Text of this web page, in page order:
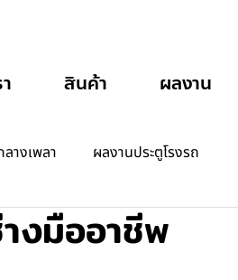
สินค้า ผลงาน
างเพลา ผลงานประตูโรงรถ
งมืออาชีพ